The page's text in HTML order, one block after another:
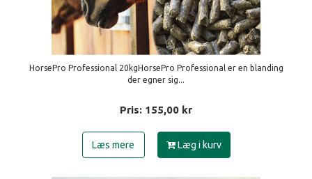
HorsePro Professional 20kgHorsePro Professional er en blanding
der egner sig...
Pris: 155,00 kr
Læs mere Læg i kurv